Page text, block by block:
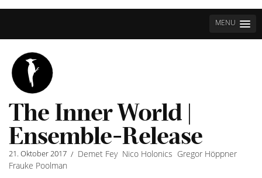
MENU
The Inner World |
Ensemble-Release
21. Oktober 2017 / Demet Fey Nico Holonics Gregor Höppner
Frauke Poolman